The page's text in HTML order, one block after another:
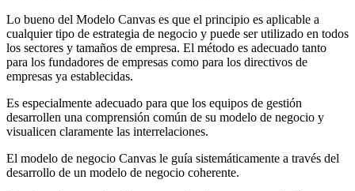
Lo bueno del Modelo Canvas es que el principio es aplicable a
cualquier tipo de estrategia de negocio y puede ser utilizado en todos
los sectores y tamaños de empresa. El método es adecuado tanto
para los fundadores de empresas como para los directivos de
empresas ya establecidas.
Es especialmente adecuado para que los equipos de gestión
desarrollen una comprensión común de su modelo de negocio y
visualicen claramente las interrelaciones.
El modelo de negocio Canvas le guía sistemáticamente a través del
desarrollo de un modelo de negocio coherente.